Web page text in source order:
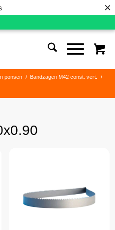
×
ponsen / Bandzagen M42 const. vert.
/